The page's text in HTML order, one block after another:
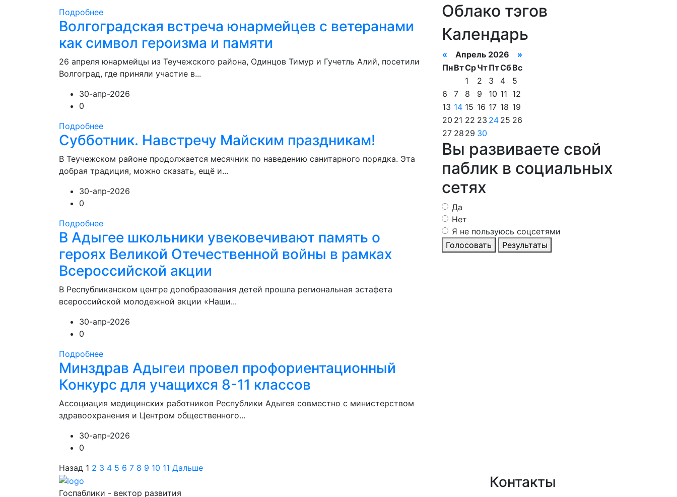
Подробнее
Волгоградская встреча юнармейцев с ветеранами
как символ героизма и памяти
26 апреля юнармейцы из Теучежского района, Одинцов Тимур и Гучетль Алий, посетили
Волгоград, где приняли участие в...
30-апр-2026
0
Подробнее
Субботник. Навстречу Майским праздникам!
В Теучежском районе продолжается месячник по наведению санитарного порядка. Эта
добрая традиция, можно сказать, ещё и...
30-апр-2026
0
Подробнее
В Адыгее школьники увековечивают память о
героях Великой Отечественной войны в рамках
Всероссийской акции
В Республиканском центре допобразования детей прошла региональная эстафета
всероссийской молодежной акции «Наши...
30-апр-2026
0
Подробнее
Минздрав Адыгеи провел профориентационный
Конкурс для учащихся 8-11 классов
Ассоциация медицинских работников Республики Адыгея совместно с министерством
здравоохранения и Центром общественного...
30-апр-2026
0
Назад 1 2 3 4 5 6 7 8 9 10 11 Дальше
Облако тэгов
Календарь
« Апрель 2026 »
ПнВтСрЧтПтСбВс
1
2 3 4
5
6
7 8 9 10 11 12
13 14 15 16 17 18 19
20 21 22 23 24 25 26
27 28 29 30
Вы развиваете свой
паблик в социальных
сетях
Да
Нет
Я не пользуюсь соцсетями
Голосовать
Результаты
Госпаблики - вектор развития
Контакты